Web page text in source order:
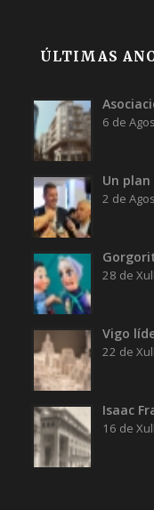
ÚLTIMAS
6 de
Un
2 de
28 de
Vigo
22 de
Isaac
16 de